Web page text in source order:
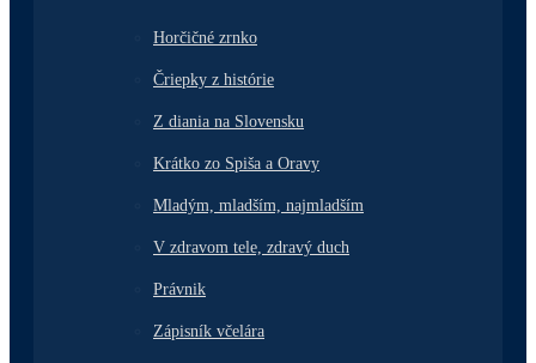
Horčičné zrnko
Čriepky z histórie
Z diania na Slovensku
Krátko zo Spiša a Oravy
Mladým, mladším, najmladším
V zdravom tele, zdravý duch
Právnik
Zápisník včelára